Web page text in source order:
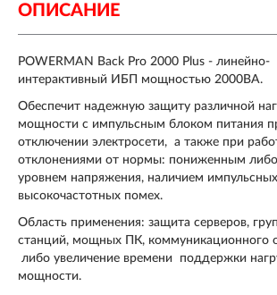
ОПИСАНИЕ
POWERMAN Back Pro 2000 Plus - линейно-
интерактивный ИБП мощностью 2000ВА.
Обеспечит надежную защиту различной
мощности с импульсным блоком питания
отключении электросети, а также при
отклонениями от нормы: пониженным
уровнем напряжения, наличием
высокочастотных помех.
Область применения: защита серверов,
станций, мощных ПК, коммуникационного
либо увеличение времени поддержки
мощности.